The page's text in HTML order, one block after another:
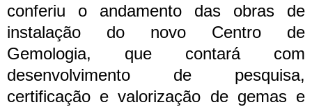
conferiu o andamento das obras de
instalação do novo Centro de
Gemologia, que contará com
desenvolvimento de pesquisa,
certificação e valorização de gemas e